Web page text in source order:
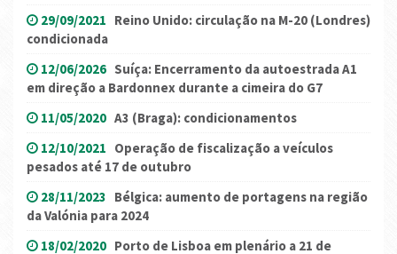
29/09/2021 Reino Unido: circulação na M-20 (Londres)
condicionada
12/06/2026 Suíça: Encerramento da autoestrada A1
em direção a Bardonnex durante a cimeira do G7
11/05/2020 A3 (Braga): condicionamentos
12/10/2021 Operação de fiscalização a veículos
pesados até 17 de outubro
28/11/2023 Bélgica: aumento de portagens na região
da Valónia para 2024
18/02/2020 Porto de Lisboa em plenário a 21 de